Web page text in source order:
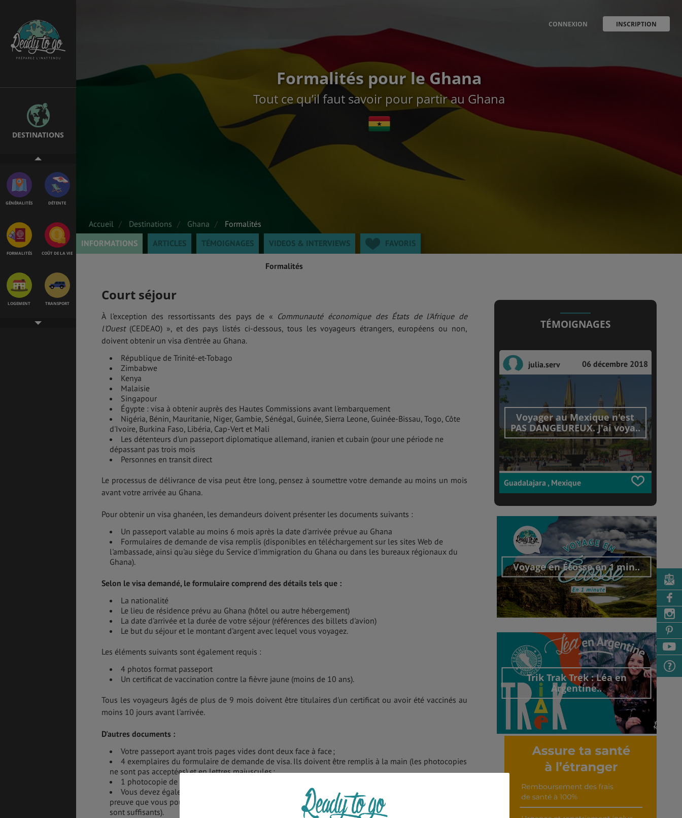
DESTINATIONS
SANTÉ &
SÉCURITÉ
ÉTUDES
GÉNÉRALITÉS DÉTENTE
FORMALITÉS COÛT DE LA VIE
LOGEMENT TRANSPORT
CONNEXION INSCRIPTION
Formalités pour le Ghana
Tout ce qu’il faut savoir pour partir au Ghana
Accueil Destinations Ghana
Formalités
INFORMATIONS
ARTICLES TÉMOIGNAGES VIDEOS & INTERVIEWS FAVORIS
Formalités
Court séjour
À l’exception des ressortissants des pays de « Communauté économique des États de l'Afrique de
l'Ouest(CEDEAO) », et des pays listés ci-dessous, tous les voyageurs étrangers, européens ou non,
doivent obtenir un visa d’entrée au Ghana.
République de Trinité-et-Tobago
Zimbabwe
Kenya
Malaisie
Singapour
Égypte : visa à obtenir auprès des Hautes Commissions avant l'embarquement
Nigéria, Bénin, Mauritanie, Niger, Gambie, Sénégal, Guinée, Sierra Leone, Guinée-Bissau, Togo, Côte
d'Ivoire, Burkina Faso, Libéria, Cap-Vert et Mali
Les détenteurs d'un passeport diplomatique allemand, iranien et cubain (pour une période ne
dépassant pas trois mois
Personnes en transit direct
Le processus de délivrance de visa peut être long, pensez à soumettre votre demande au moins un mois
avant votre arrivée au Ghana.
Pour obtenir un visa ghanéen, les demandeurs doivent présenter les documents suivants :
Un passeport valable au moins 6 mois après la date d'arrivée prévue au Ghana
Formulaires de demande de visa remplis (disponibles en téléchargement sur les sites Web de
l'ambassade, ainsi qu'au siège du Service d'immigration du Ghana ou dans les bureaux régionaux du
Ghana).
Selon le visa demandé, le formulaire comprend des détails tels que :
La nationalité
Le lieu de résidence prévu au Ghana (hôtel ou autre hébergement)
La date d'arrivée et la durée de votre séjour (références des billets d'avion)
Le but du séjour et le montant d'argent avec lequel vous voyagez.
Les éléments suivants sont également requis :
4 photos format passeport
Un certificat de vaccination contre la fièvre jaune (moins de 10 ans).
Tous les voyageurs âgés de plus de 9 mois doivent être titulaires d'un certificat ou avoir été vaccinés au
moins 10 jours avant l'arrivée.
D'autres documents :
Votre passeport ayant trois pages vides dont deux face à face ;
4 exemplaires du formulaire de demande de visa. Ils doivent être remplis à la main (les photocopies
ne sont pas acceptées) et en lettres majuscules ;
1 photocopie de votre billet d'avion aller et retour ;
Vous devez également préciser votre occupation, le but de votre visite, la date de votre voyage et la
preuve que vous pouvez subvenir à vos moyens (une carte de crédit et un relevé de compte bancaire
sont suffisants).
TÉMOIGNAGES
julia.serv 06 décembre 2018
Voyager au Mexique n'est
PAS DANGEUREUX. J'ai voya..
Guadalajara , Mexique
Voyage en Écosse en 1 min..
Découvrir cet interview
Trik Trak Trek : Léa en
Argentine..